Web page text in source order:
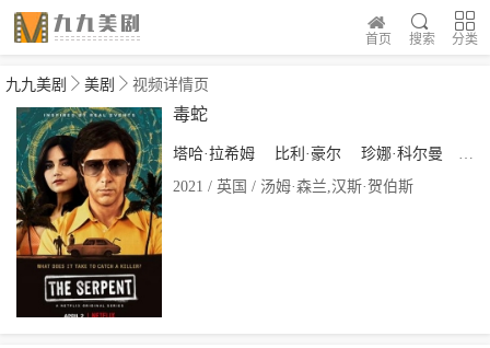
分类
搜索
首页
九九美剧 美剧 视频详情页
毒蛇
塔哈·拉希姆 比利·豪尔 珍娜·科尔曼
艾
2021 / 英国 / 汤姆·森兰,汉斯·贺伯斯